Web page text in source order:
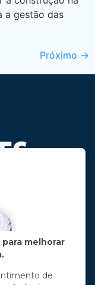
a gestão das
Próximo →
filosofia
política
melhorar
de